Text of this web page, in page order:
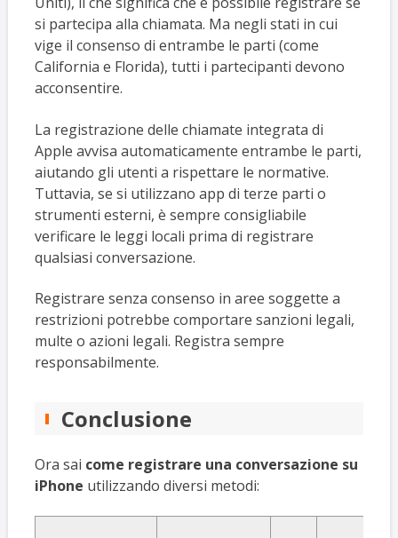
si partecipa alla chiamata. Ma negli stati in cui
vige il consenso di entrambe le parti (come
California e Florida), tutti i partecipanti devono
acconsentire.
La registrazione delle chiamate integrata di
Apple avvisa automaticamente entrambe le parti,
aiutando gli utenti a rispettare le normative.
Tuttavia, se si utilizzano app di terze parti o
strumenti esterni, è sempre consigliabile
verificare le leggi locali prima di registrare
qualsiasi conversazione.
Registrare senza consenso in aree soggette a
restrizioni potrebbe comportare sanzioni legali,
multe o azioni legali. Registra sempre
responsabilmente.
Conclusione
Ora sai come registrare una conversazione su
iPhone utilizzando diversi metodi: